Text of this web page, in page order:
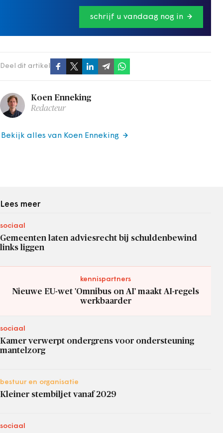
schrijf u vandaag nog in
Deel dit artikel
Koen Enneking
Redacteur
Bekijk alles van Koen Enneking
Lees meer
sociaal
Gemeenten laten adviesrecht bij schuldenbewind
links liggen
kennispartners
Nieuwe EU-wet 'Omnibus on AI' maakt AI-regels
werkbaarder
sociaal
Kamer verwerpt ondergrens voor ondersteuning
mantelzorg
bestuur en organisatie
Kleiner stembiljet vanaf 2029
sociaal